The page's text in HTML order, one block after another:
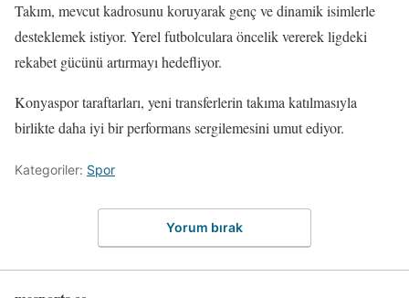
Takım, mevcut kadrosunu koruyarak genç ve dinamik isimlerle
desteklemek istiyor. Yerel futbolculara öncelik vererek ligdeki
rekabet gücünü artırmayı hedefliyor.
Konyaspor taraftarları, yeni transferlerin takıma katılmasıyla
birlikte daha iyi bir performans sergilemesini umut ediyor.
Kategoriler: Spor
Yorum bırak